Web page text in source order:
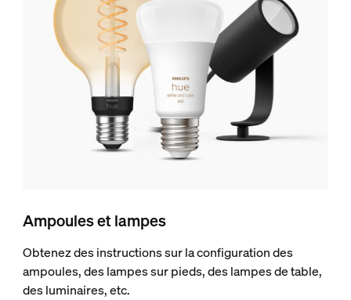
Ampoules et lampes
Obtenez des instructions sur la configuration des
ampoules, des lampes sur pieds, des lampes de table,
des luminaires, etc.